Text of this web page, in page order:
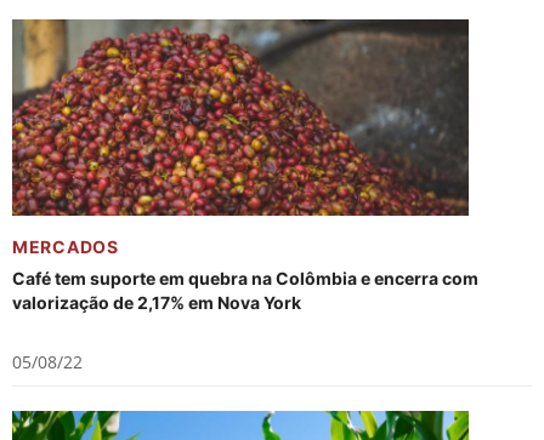
MERCADOS
Café tem suporte em quebra na Colômbia e encerra com
valorização de 2,17% em Nova York
05/08/22